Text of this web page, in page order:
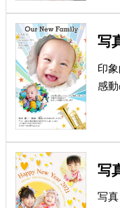
写
印
感動
写
写